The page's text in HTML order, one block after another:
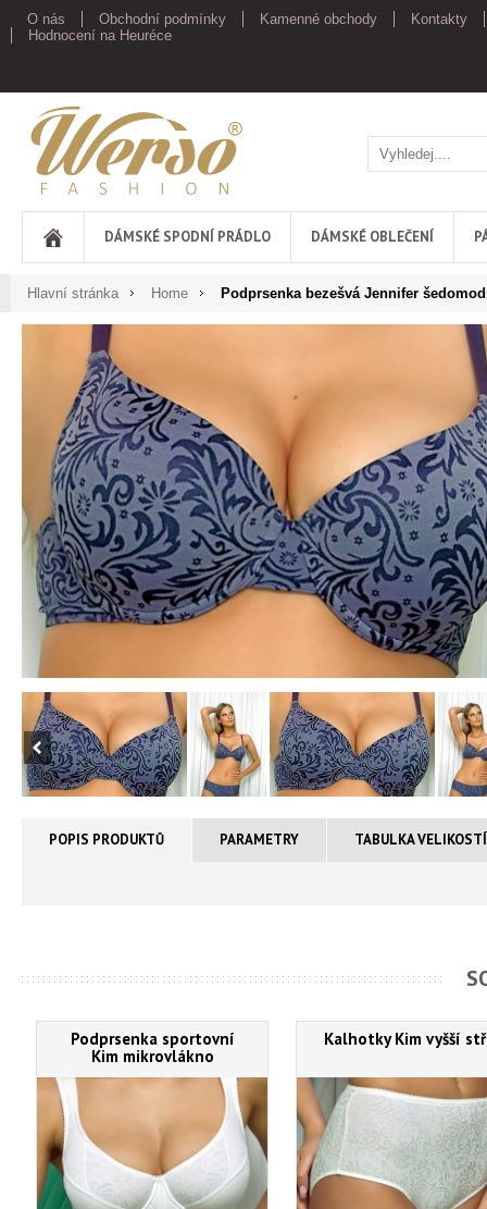
O nás Obchodní podmínky Kamenné obchody
Kontakty
Hodnocení na Heuréce
Werso
DÁMSKÉ SPODNÍ PRÁDLO DÁMSKÉ OBLEČENÍ
Hlavní stránka Home Podprsenka bezešvá Jennifer
POPIS PRODUKTŮ PARAMETRY TABULKA
Podprsenka sportovní
Kim mikrovlákno
Kalhotky Kim vyšší